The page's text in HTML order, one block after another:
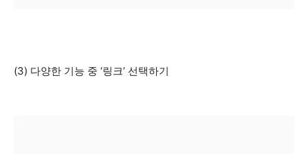
(3) 다양한 기능 중 ‘링크’ 선택하기